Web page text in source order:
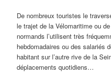
De nombreux touristes le
le trajet de la Vélomaritime ou
normands l’utilisent très
hebdomadaires ou des salariés
habitant sur l’autre rive de la
déplacements quotidiens…